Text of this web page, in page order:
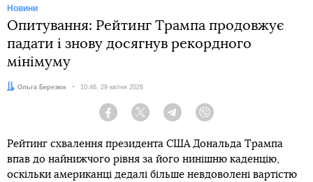
Новини
Опитування: Рейтинг Трампа продовжує
падати і знову досягнув рекордного
мінімуму
Автор:
Ольга Березюк Дата:
10:46, 29 квітня 2026
Facebook Twitter Telegram
Рейтинг схвалення президента США Дональда Трампа
впав до найнижчого рівня за його нинішню каденцію,
оскільки американці дедалі більше невдоволені вартістю